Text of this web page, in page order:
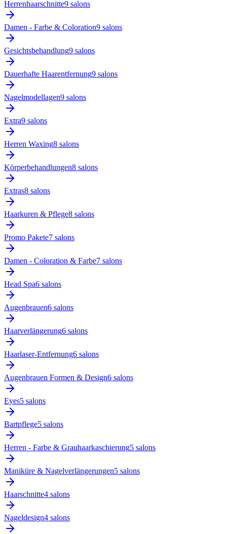
Herrenhaarschnitte9 salons
Damen - Farbe & Coloration9 salons
Gesichtsbehandlung9 salons
Dauerhafte Haarentfernung9 salons
Nagelmodellagen9 salons
Extra9 salons
Herren Waxing8 salons
Körperbehandlungen8 salons
Extras8 salons
Haarkuren & Pflege8 salons
Promo Pakete7 salons
Damen - Coloration & Farbe7 salons
Head Spa6 salons
Augenbrauen6 salons
Haarverlängerung6 salons
Haarlaser-Entfernung6 salons
Augenbrauen Formen & Design6 salons
Eyes5 salons
Bartpflege5 salons
Herren - Farbe & Grauhaarkaschierung5 salons
Maniküre & Nagelverlängerungen5 salons
Haarschnitte4 salons
Nageldesign4 salons